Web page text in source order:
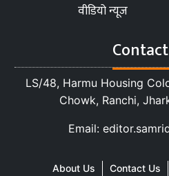
वीडियो न्यूज
LS/48, Harmu Housing
Chowk, Ranchi,
Email:
About Us Contact Us